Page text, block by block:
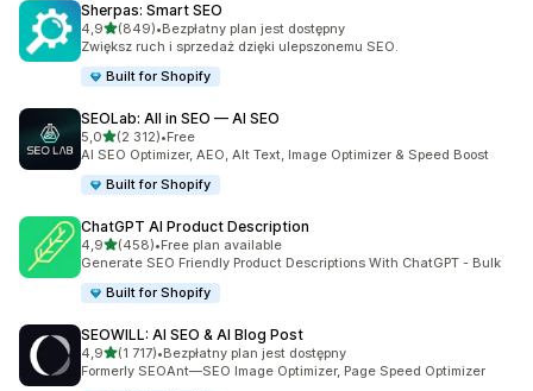
Sherpas: Smart SEO
4,9na 5 gwiazdek
(849)
Łączna liczba recenzji: 849
•Bezpłatny plan jest dostępny
Zwiększ ruch i sprzedaż dzięki ulepszonemu SEO.
Built for Shopify
SEOLab: All in SEO — AI SEO
5,0na 5 gwiazdek
(2 312)
Łączna liczba recenzji: 2312
•Free
AI SEO Optimizer, AEO, Alt Text, Image Optimizer & Speed Boost
Built for Shopify
ChatGPT AI Product Description
4,9na 5 gwiazdek
(458)
Łączna liczba recenzji: 458
•Free plan available
Generate SEO Friendly Product Descriptions With ChatGPT - Bulk
Built for Shopify
SEOWILL: AI SEO & AI Blog Post
4,9na 5 gwiazdek
(1 717)
Łączna liczba recenzji: 1717
•Bezpłatny plan jest dostępny
Formerly SEOAnt—SEO Image Optimizer, Page Speed Optimizer